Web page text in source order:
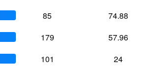
85 74.88
179 57.96
101 24